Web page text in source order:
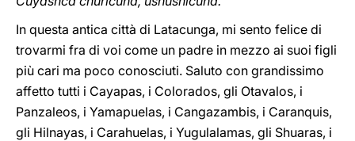
In questa antica città di Latacunga, mi sento felice di
trovarmi fra di voi come un padre in mezzo ai suoi figli
più cari ma poco conosciuti. Saluto con grandissimo
affetto tutti i Cayapas, i Colorados, gli Otavalos, i
Panzaleos, i Yamapuelas, i Cangazambis, i Caranquis,
gli Hilnayas, i Carahuelas, i Yugulalamas, gli Shuaras, i